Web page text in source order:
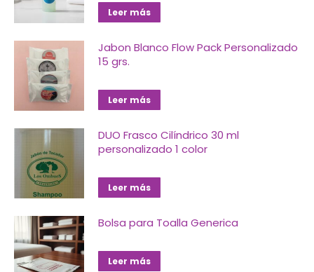
Leer más
Jabon Blanco Flow Pack Personalizado
15 grs.
Leer más
DUO Frasco Cilíndrico 30 ml
personalizado 1 color
Leer más
Bolsa para Toalla Generica
Leer más